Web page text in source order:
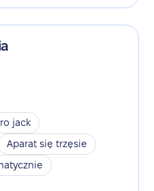
jack
Aparat się trzęsie